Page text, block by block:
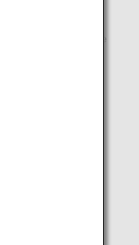
in Giappone
da un volo
i voli operati da altre
in
Group o un volo
sito Web di
modifiche e le